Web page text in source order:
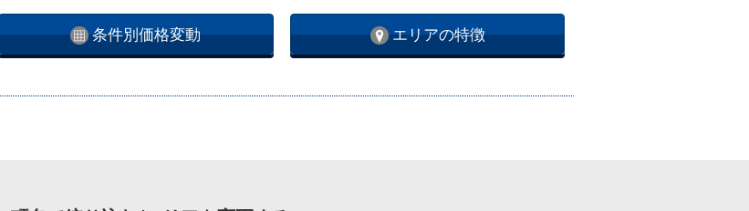
条件別価格変動 エリアの特徴